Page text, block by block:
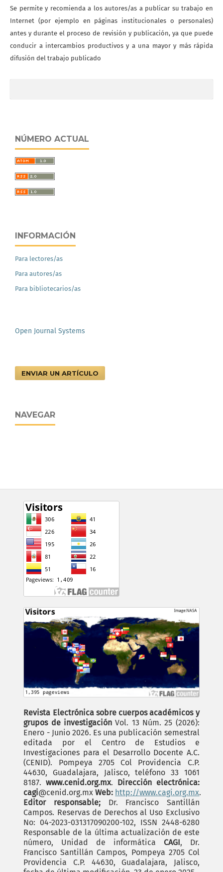
Se permite y recomienda a los autores/as a publicar su trabajo en
Internet (por ejemplo en páginas institucionales o personales)
antes y durante el proceso de revisión y publicación, ya que puede
conducir a intercambios productivos y a una mayor y más rápida
difusión del trabajo publicado
NÚMERO ACTUAL
INFORMACIÓN
Para lectores/as
Para autores/as
Para bibliotecarios/as
Open Journal Systems
ENVIAR UN ARTÍCULO
NAVEGAR
Revista Electrónica sobre cuerpos académicos y
grupos de investigación Vol. 13 Núm. 25 (2026):
Enero - Junio 2026. Es una publicación semestral
editada por el Centro de Estudios e
Investigaciones para el Desarrollo Docente A.C.
(CENID). Pompeya 2705 Col Providencia C.P.
44630, Guadalajara, Jalisco, teléfono 33 1061
8187.www.cenid.org.mx. Dirección electrónica:
cagi@cenid.org.mxWeb: http://www.cagi.org.mx.
Editor responsable;Dr. Francisco Santillán
Campos. Reservas de Derechos al Uso Exclusivo
No: 04-2023-031317090200-102, ISSN 2448-6280
Responsable de la última actualización de este
número, Unidad de informática CAGI, Dr.
Francisco Santillán Campos, Pompeya 2705 Col
Providencia C.P. 44630, Guadalajara, Jalisco,